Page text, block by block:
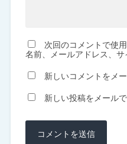
次回のコメントで使
名前、メールアドレス、サ
新しいコメントをメ
新しい投稿をメール